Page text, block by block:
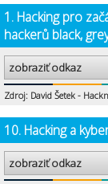
1. Hacking pro
hackerů black,
zobraziť odkaz
Zdroj: David Šetek -
10. Hacking a
zobraziť odkaz